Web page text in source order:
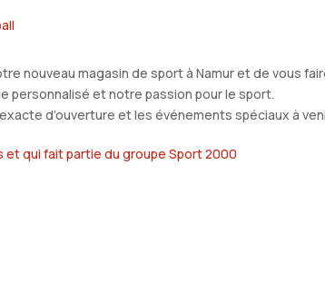
nouveau magasin de sport à Namur et de vous
et notre passion pour le sport.
d’ouverture et les événements spéciaux à
et qui fait partie du groupe Sport 2000